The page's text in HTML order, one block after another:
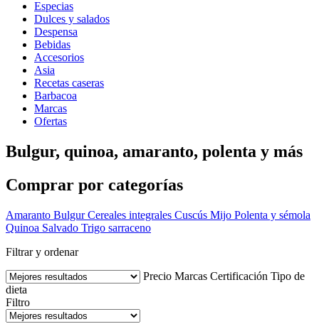
Especias
Dulces y salados
Despensa
Bebidas
Accesorios
Asia
Recetas caseras
Barbacoa
Marcas
Ofertas
Bulgur, quinoa, amaranto, polenta y más
Comprar por categorías
Amaranto Bulgur Cereales integrales Cuscús Mijo Polenta y sémola
Quinoa Salvado Trigo sarraceno
Filtrar y ordenar
Precio Marcas Certificación Tipo de
dieta
Filtro